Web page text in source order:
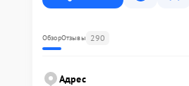
ОбзорОтзывы 290
Адрес